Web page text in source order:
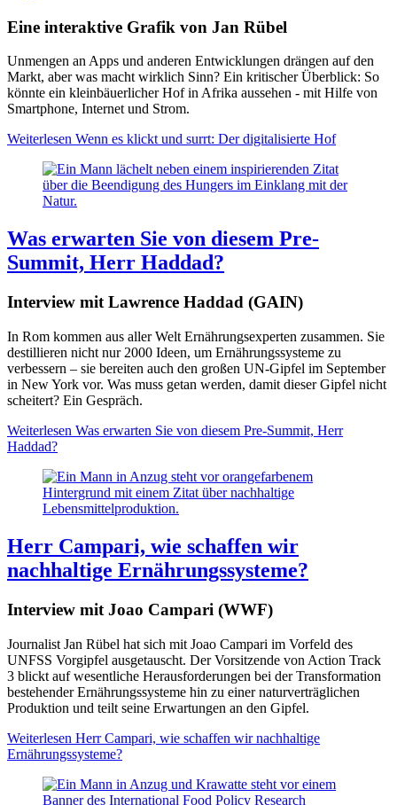
Eine interaktive Grafik von Jan Rübel
Unmengen an Apps und anderen Entwicklungen drängen auf den
Markt, aber was macht wirklich Sinn? Ein kritischer Überblick: So
könnte ein kleinbäuerlicher Hof in Afrika aussehen - mit Hilfe von
Smartphone, Internet und Strom.
Weiterlesen Wenn es klickt und surrt: Der digitalisierte Hof
Was erwarten Sie von diesem Pre-
Summit, Herr Haddad?
Interview mit Lawrence Haddad (GAIN)
In Rom kommen aus aller Welt Ernährungsexperten zusammen. Sie
destillieren nicht nur 2000 Ideen, um Ernährungssysteme zu
verbessern – sie bereiten auch den großen UN-Gipfel im September
in New York vor. Was muss getan werden, damit dieser Gipfel nicht
scheitert? Ein Gespräch.
Weiterlesen Was erwarten Sie von diesem Pre-Summit, Herr
Haddad?
Herr Campari, wie schaffen wir
nachhaltige Ernährungssysteme?
Interview mit Joao Campari (WWF)
Journalist Jan Rübel hat sich mit Joao Campari im Vorfeld des
UNFSS Vorgipfel ausgetauscht. Der Vorsitzende von Action Track
3 blickt auf wesentliche Herausforderungen bei der Transformation
bestehender Ernährungssysteme hin zu einer naturverträglichen
Produktion und teilt seine Erwartungen an den Gipfel.
Weiterlesen Herr Campari, wie schaffen wir nachhaltige
Ernährungssysteme?